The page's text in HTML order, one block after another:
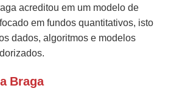
acreditou em um modelo de
focado em fundos quantitativos, isto
dados, algoritmos e modelos
Braga